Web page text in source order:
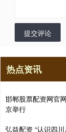
提交评论
热点资讯
邯郸股票配资网官
京举行
弘益配资 “认识四